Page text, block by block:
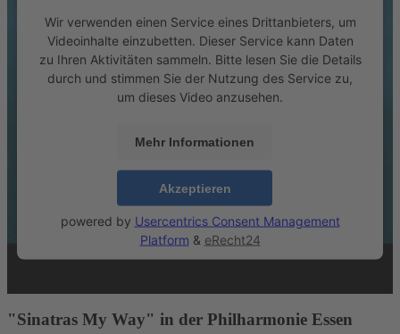
Wir verwenden einen Service eines Drittanbieters, um
Videoinhalte einzubetten. Dieser Service kann Daten
zu Ihren Aktivitäten sammeln. Bitte lesen Sie die Details
durch und stimmen Sie der Nutzung des Service zu,
um dieses Video anzusehen.
Mehr Informationen
Akzeptieren
powered by Usercentrics Consent Management
Platform & eRecht24
"Sinatras My Way" in der Philharmonie Essen